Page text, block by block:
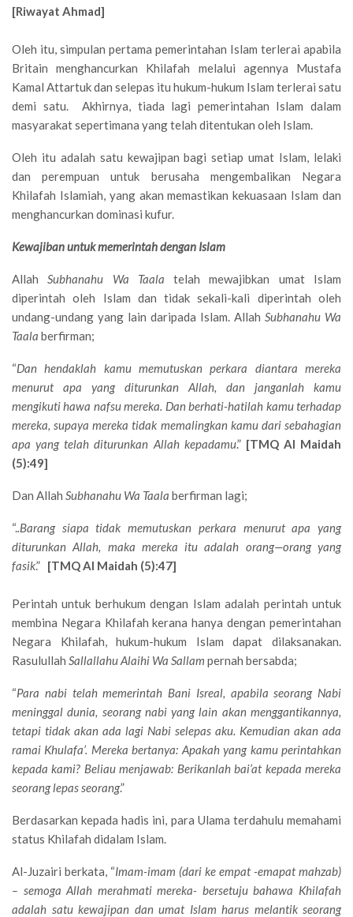
[Riwayat Ahmad]
Oleh itu, simpulan pertama pemerintahan Islam terlerai apabila
Britain menghancurkan Khilafah melalui agennya Mustafa
Kamal Attartuk dan selepas itu hukum-hukum Islam terlerai satu
demi satu. Akhirnya, tiada lagi pemerintahan Islam dalam
masyarakat sepertimana yang telah ditentukan oleh Islam.
Oleh itu adalah satu kewajipan bagi setiap umat Islam, lelaki
dan perempuan untuk berusaha mengembalikan Negara
Khilafah Islamiah, yang akan memastikan kekuasaan Islam dan
menghancurkan dominasi kufur.
Kewajiban untuk memerintah dengan Islam
AllahSubhanahu Wa Taala telah mewajibkan umat Islam
diperintah oleh Islam dan tidak sekali-kali diperintah oleh
undang-undang yang lain daripada Islam. Allah Subhanahu Wa
Taala berfirman;
“Dan hendaklah kamu memutuskan perkara diantara mereka
menurut apa yang diturunkan Allah, dan janganlah kamu
mengikuti hawa nafsu mereka. Dan berhati-hatilah kamu terhadap
mereka, supaya mereka tidak memalingkan kamu dari sebahagian
apa yang telah diturunkan Allah kepadamu.” [TMQ Al Maidah
(5):49]
Dan Allah Subhanahu Wa Taala berfirman lagi;
“..Barang siapa tidak memutuskan perkara menurut apa yang
diturunkan Allah, maka mereka itu adalah orang—orang yang
fasik.” [TMQ Al Maidah (5):47]
Perintah untuk berhukum dengan Islam adalah perintah untuk
membina Negara Khilafah kerana hanya dengan pemerintahan
Negara Khilafah, hukum-hukum Islam dapat dilaksanakan.
Rasulullah Sallallahu Alaihi Wa Sallam pernah bersabda;
“Para nabi telah memerintah Bani Isreal, apabila seorang Nabi
meninggal dunia, seorang nabi yang lain akan menggantikannya,
tetapi tidak akan ada lagi Nabi selepas aku. Kemudian akan ada
ramai Khulafa’. Mereka bertanya: Apakah yang kamu perintahkan
kepada kami? Beliau menjawab: Berikanlah bai’at kepada mereka
seorang lepas seorang.”
Berdasarkan kepada hadis ini, para Ulama terdahulu memahami
status Khilafah didalam Islam.
Al-Juzairi berkata, “Imam-imam (dari ke empat -emapat mahzab)
– semoga Allah merahmati mereka- bersetuju bahawa Khilafah
adalah satu kewajipan dan umat Islam harus melantik seorang